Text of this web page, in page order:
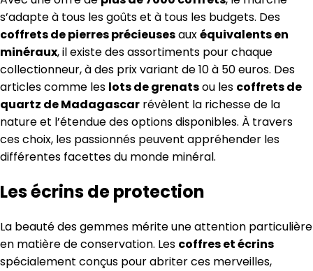
s’adapte à tous les goûts et à tous les budgets. Des
coffrets de pierres précieusesauxéquivalents en
minéraux, il existe des assortiments pour chaque
collectionneur, à des prix variant de 10 à 50 euros. Des
articles comme les lots de grenatsou les coffrets de
quartz de Madagascar révèlent la richesse de la
nature et l’étendue des options disponibles. À travers
ces choix, les passionnés peuvent appréhender les
différentes facettes du monde minéral.
Les écrins de protection
La beauté des gemmes mérite une attention particulière
en matière de conservation. Les coffres et écrins
spécialement conçus pour abriter ces merveilles,